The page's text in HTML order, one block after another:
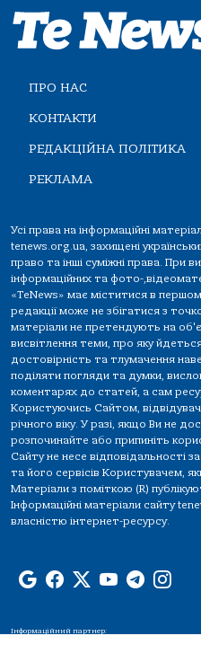
ПРО НАС
КОНТАКТИ
РЕДАКЦІЙНА ПОЛІТИКА
РЕКЛАМА
Усі права на інформаційні
tenews.org.ua, захищені
право та інші суміжні права. При
інформаційних та фото-
«TeNews» має міститися в
редакції може не збігатися з
матеріали не претендують на
висвітлення теми, про яку
достовірність та тлумачення
поділяти погляди та думки,
коментарях до статей, а сам
Користуючись Сайтом,
річного віку. У разі, якщо Ви не
розпочинайте або припиніть
Сайту не несе відповідальності
та його сервісів Користувачем,
Матеріали з поміткою (R)
Інформаційні матеріали сайту
власністю інтернет-ресурсу.
Інформаційний партнер: